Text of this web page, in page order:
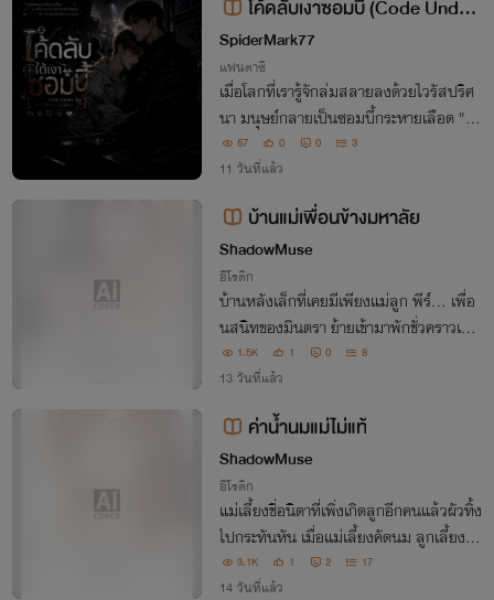
โค้ดลับเงาซอมบี้ (Code Under
the Zombie Shadow)
SpiderMark77
แฟนตาซี
เมื่อโลกที่เรารู้จักล่มสลายลงด้วยไวรัสปริศ
นา มนุษย์กลายเป็นซอมบี้กระหายเลือด "คิ
น" อดีตหน่วยรบพิเศษผู้แกร่งกร้าวและเย็นช
า ต้องเอาชีวิตรอดเพียงลำพังด้วยทักษะการ
ต่อสู้สุดอันตราย...
57 0 0 3
11 วันที่แล้ว
บ้านแม่เพื่อนข้างมหาลัย
ShadowMuse
อีโรติก
บ้านหลังเล็กที่เคยมีเพียงแม่ลูก พีร์… เพื่อ
นสนิทของมินตรา ย้ายเข้ามาพักชั่วคราวเพื่อ
เรียนมหาวิทยาลัยใกล้บ้าน แต่ยิ่งใช้ชีวิตร่วม
กันมากขึ้น จริยา ก็ยิ่งรู้สึกว่าความเงียบเหงา
ในใจของเธอกำลังถูกเติมเต็ม
1.5K 1 0 8
13 วันที่แล้ว
ค่าน้ำนมแม่ไม่แท้
ShadowMuse
อีโรติก
แม่เลี้ยงชื่อนิดาที่เพิ่งเกิดลูกอีกคนแล้วผัวทิ้ง
ไปกระทันหัน เมื่อแม่เลี้ยงคัดนม ลูกเลี้ยงที่
แสนดีจึงเข้าช่วย
3.1K 1 2 17
14 วันที่แล้ว